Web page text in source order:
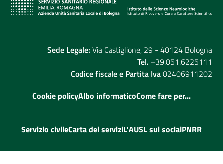
Sede Legale: Via Castiglione, 29 - 40124 Bologna
Tel. +39.051.6225111
Codice fiscale e Partita Iva02406911202
Cookie policyAlbo informaticoCome fare per...
Servizio civileCarta dei serviziL'AUSL sui socialPNRR